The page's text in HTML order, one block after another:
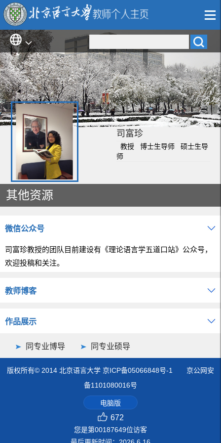
司富珍
教授 博士生导师 硕士生导
师
其他资源
微信公众号
司富珍教授的团队目前建设有《理论语言学五道口站》公众号，
欢迎投稿和关注。
教师博客
作品展示
同专业博导 同专业硕导
版权所有© 2014 北京语言大学 京ICP备05066848号-1 京公网安
备1101080016号
电脑版
672
您是第00187649位访客